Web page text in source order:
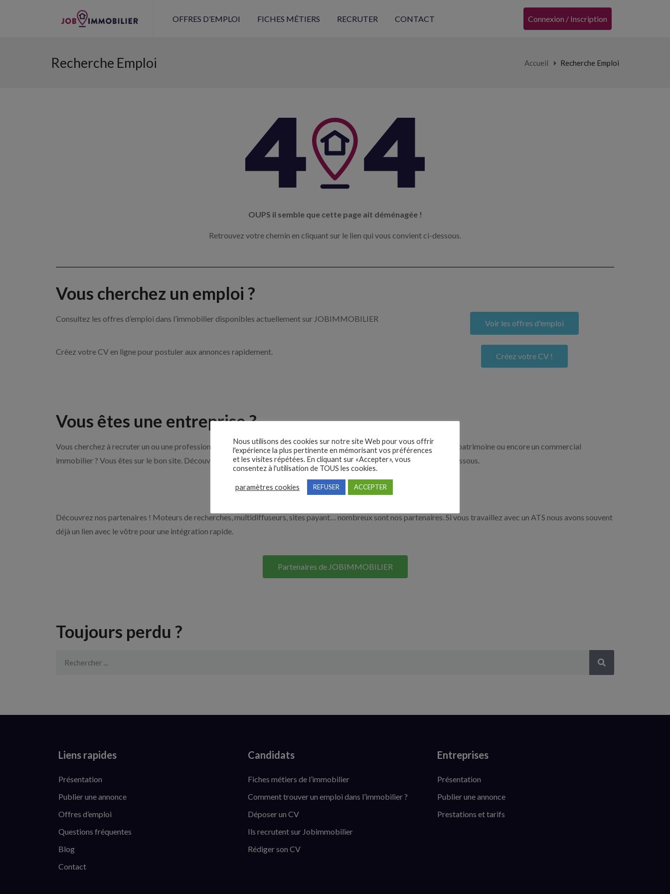
OFFRES D’EMPLOI FICHES MÉTIERS RECRUTER CONTACT Connexion / Inscription
Recherche Emploi Accueil Recherche Emploi
OUPS il semble que cette page ait déménagée !
Retrouvez votre chemin en cliquant sur le lien qui vous convient ci-dessous.
Vous cherchez un emploi ?
Consultez les offres d’emploi dans l’immobilier disponibles actuellement sur JOBIMMOBILIER Voir les offres d'emploi
Créez votre CV en ligne pour postuler aux annonces rapidement. Créez votre CV !
Vous êtes une entreprise ?
Vous cherchez à recruter un ou une professionnelle de l’immobilier par exemple un agent immobilier, un gestionnaire de patrimoine ou encore un commercial
immobilier ? Vous êtes sur le bon site. Découvrez nos solutions pour vous aider à recruter en cliquant sur le bouton ci-dessous.
Nos solutions entreprises
Découvrez nos partenaires ! Moteurs de recherches, multidiffuseurs, sites payant… nombreux sont nos partenaires. Si vous travaillez avec un ATS nous avons souvent
déjà un lien avec le vôtre pour une intégration rapide.
Partenaires de JOBIMMOBILIER
Toujours perdu ?
Liens rapides
Présentation
Publier une annonce
Offres d’emploi
Questions fréquentes
Blog
Contact
Candidats
Fiches métiers de l’immobilier
Comment trouver un emploi dans l’immobilier ?
Déposer un CV
Ils recrutent sur Jobimmobilier
Rédiger son CV
Entreprises
Présentation
Publier une annonce
Prestations et tarifs
Nous utilisons des cookies sur notre site Web pour vous offrir
l'expérience la plus pertinente en mémorisant vos préférences
et les visites répétées. En cliquant sur «Accepter», vous
consentez à l'utilisation de TOUS les cookies.
paramètres cookies REFUSER ACCEPTER